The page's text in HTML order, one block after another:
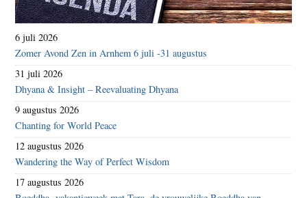
6 juli 2026
Zomer Avond Zen in Arnhem 6 juli -31 augustus
31 juli 2026
Dhyana & Insight – Reevaluating Dhyana
9 augustus 2026
Chanting for World Peace
12 augustus 2026
Wandering the Way of Perfect Wisdom
17 augustus 2026